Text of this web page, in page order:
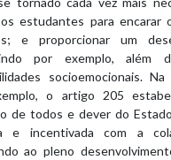
estudantes para encarar
e proporcionar um
por exemplo, além
socioemocionais. Na
o artigo 205
de todos e dever do
e incentivada com a
ao pleno